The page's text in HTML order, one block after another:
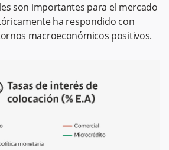
son importantes para el mercado
ha respondido con
macroeconómicos positivos.